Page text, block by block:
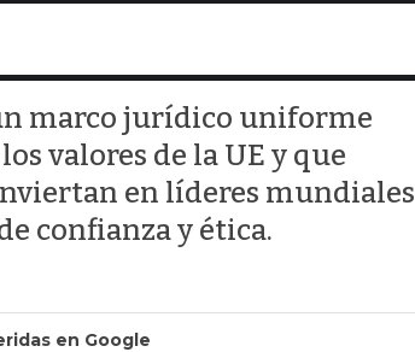
marco jurídico uniforme
valores de la UE y que
en líderes mundiales
confianza y ética.
en Google